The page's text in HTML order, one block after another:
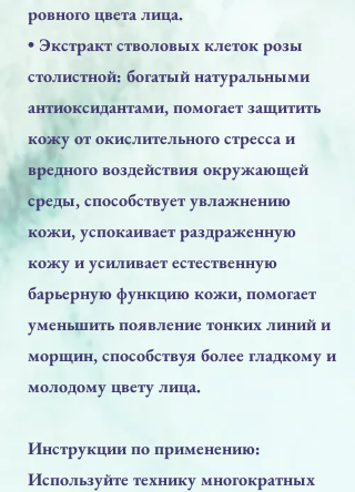
ровного цвета лица.
• Экстракт стволовых клеток розы
столистной: богатый натуральными
антиоксидантами, помогает защитить
кожу от окислительного стресса и
вредного воздействия окружающей
среды, способствует увлажнению
кожи, успокаивает раздраженную
кожу и усиливает естественную
барьерную функцию кожи, помогает
уменьшить появление тонких линий и
морщин, способствуя более гладкому и
молодому цвету лица.
Инструкции по применению:
Используйте технику многократных